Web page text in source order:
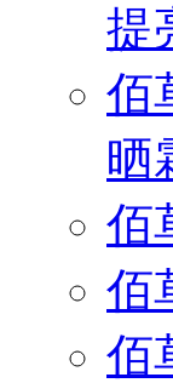
提
佰
晒
佰
佰
佰